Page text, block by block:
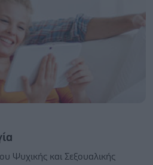
Ψυχικής και Σεξουαλικής